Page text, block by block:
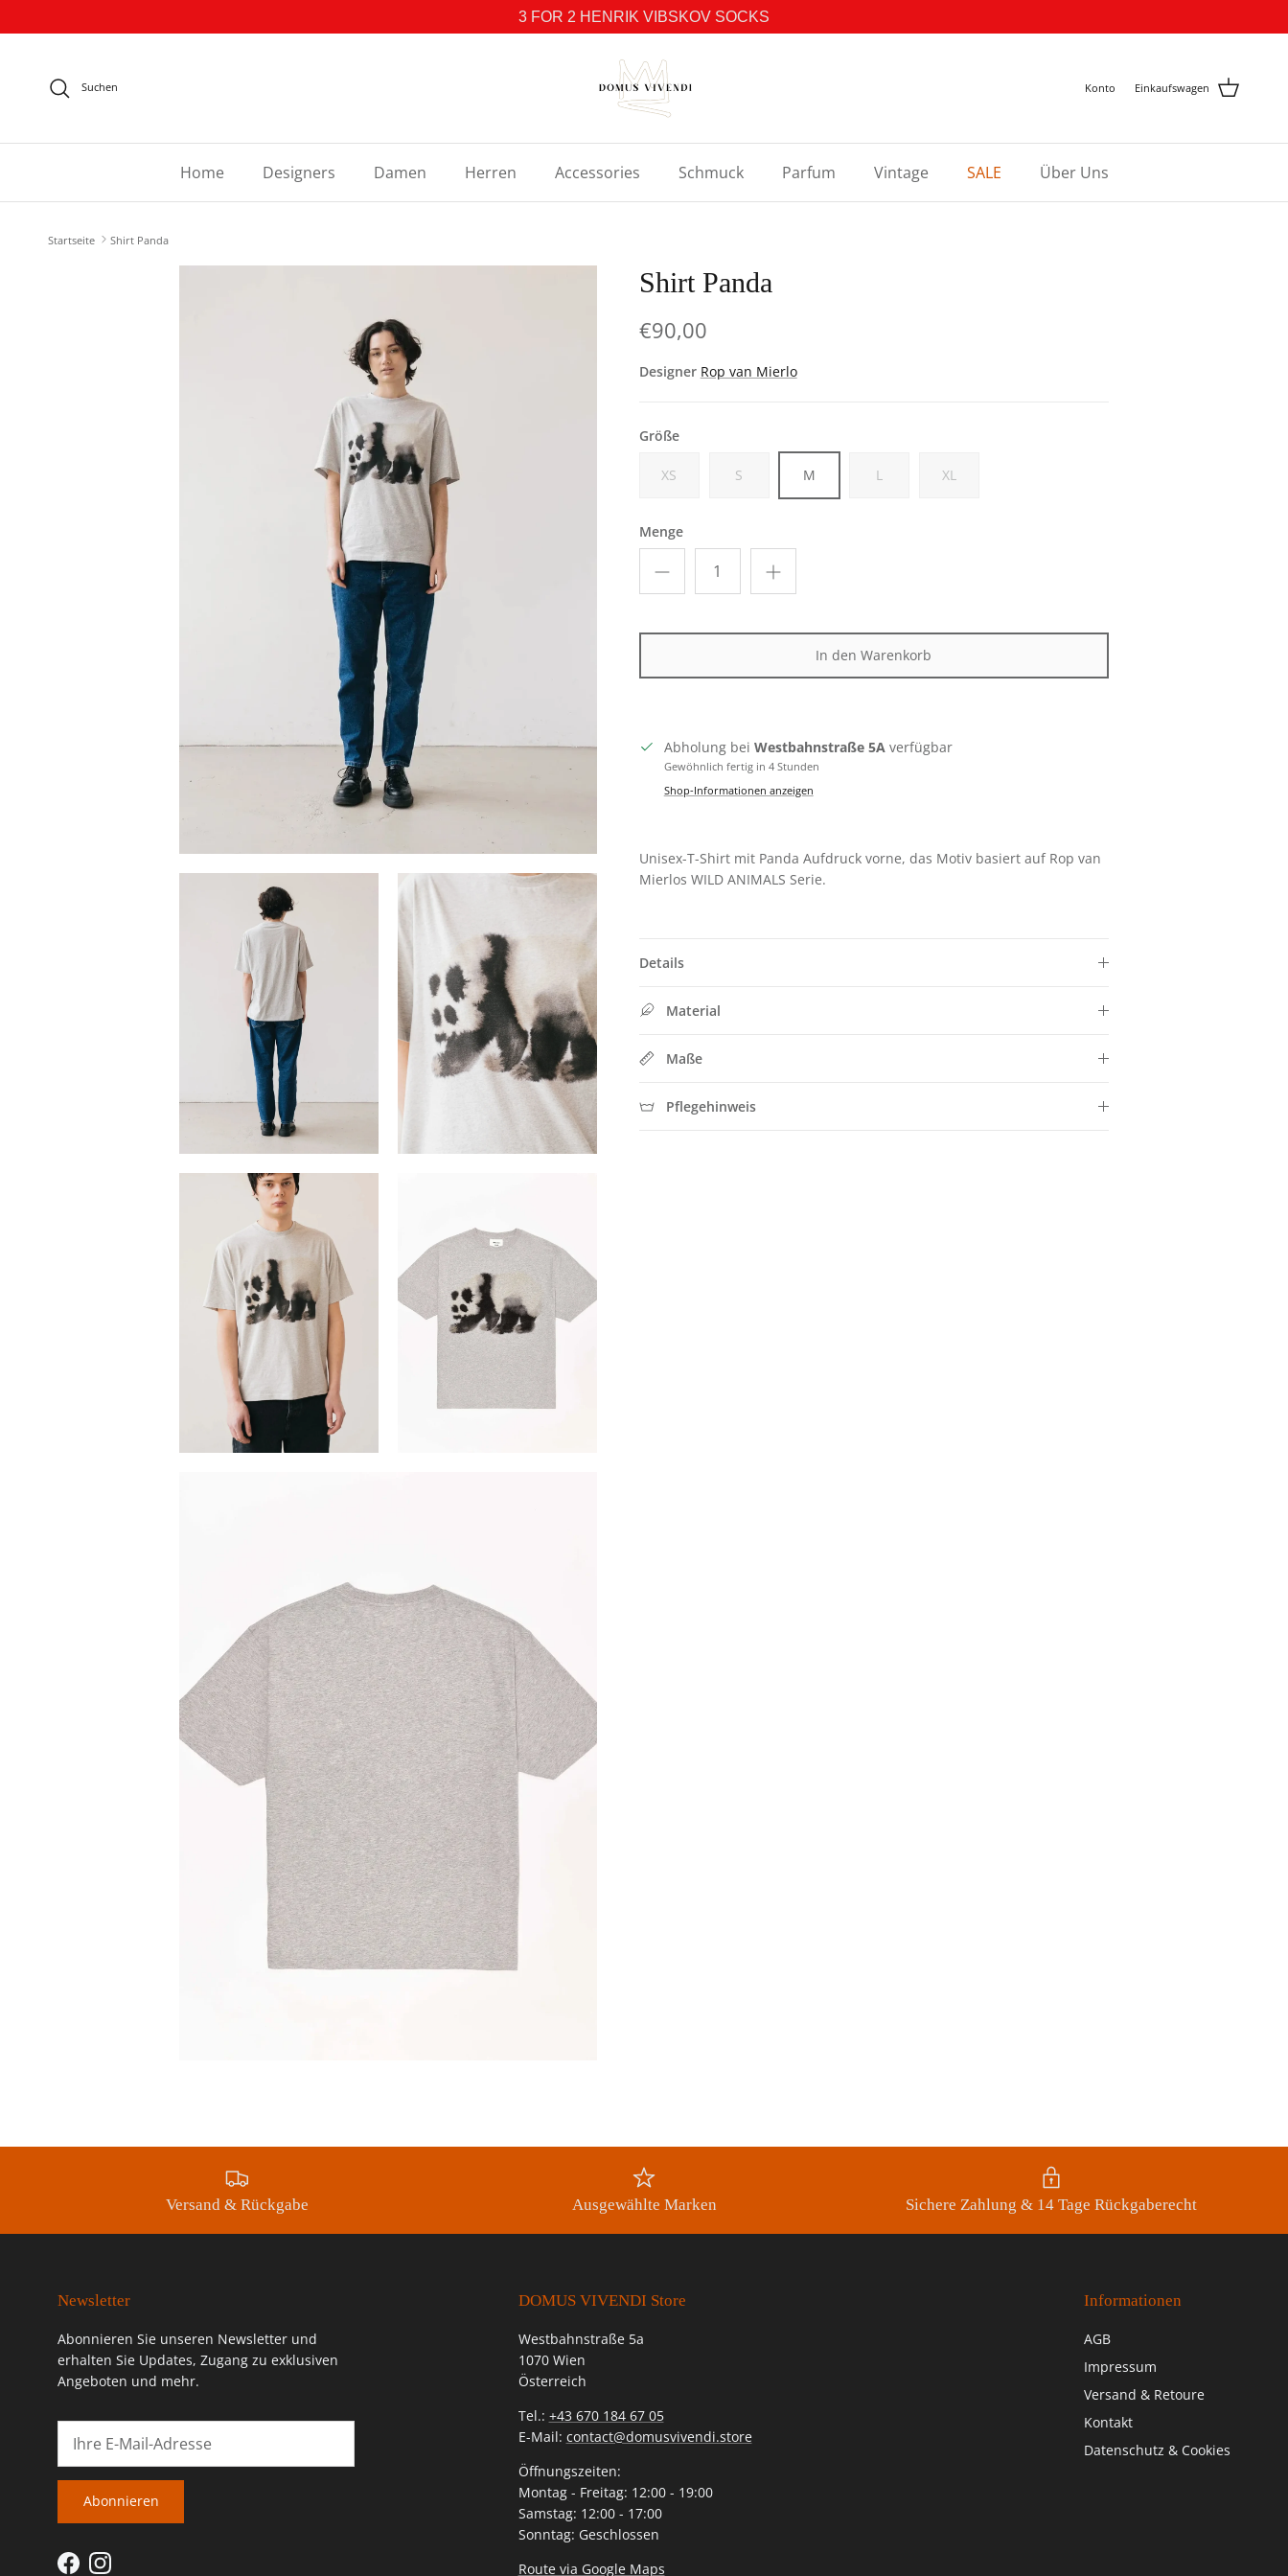
3 FOR 2 HENRIK VIBSKOV SOCKS
Suchen Konto Einkaufswagen
Home Designers Damen Herren Accessories Schmuck Parfum Vintage SALE Über Uns
Startseite Shirt Panda
Shirt Panda
€90,00
Designer Rop van Mierlo
Größe
XS S M L XL
Menge
In den Warenkorb
Abholung bei Westbahnstraße 5Averfügbar
Gewöhnlich fertig in 4 Stunden
Shop-Informationen anzeigen
Unisex-T-Shirt mit Panda Aufdruck vorne, das Motiv basiert auf Rop van
Mierlos WILD ANIMALS Serie.
Details
Material
Maße
Pflegehinweis
Versand & Rückgabe Ausgewählte Marken Sichere Zahlung & 14 Tage Rückgaberecht
Newsletter
Abonnieren Sie unseren Newsletter und
erhalten Sie Updates, Zugang zu exklusiven
Angeboten und mehr.
Abonnieren
DOMUS VIVENDI Store
Westbahnstraße 5a
1070 Wien
Österreich
Tel.: +43 670 184 67 05
E-Mail: contact@domusvivendi.store
Öffnungszeiten:
Montag - Freitag: 12:00 - 19:00
Samstag: 12:00 - 17:00
Sonntag: Geschlossen
Route via Google Maps
Informationen
AGB
Impressum
Versand & Retoure
Kontakt
Datenschutz & Cookies
SIGN UP FOR 10% OFF